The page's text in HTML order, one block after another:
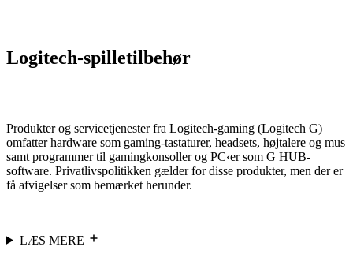
Logitech-spilletilbehør
Produkter og servicetjenester fra Logitech-gaming (Logitech G)
omfatter hardware som gaming-tastaturer, headsets, højtalere og mus
samt programmer til gamingkonsoller og PC‹er som G HUB-
software. Privatlivspolitikken gælder for disse produkter, men der er
få afvigelser som bemærket herunder.
LÆS MERE